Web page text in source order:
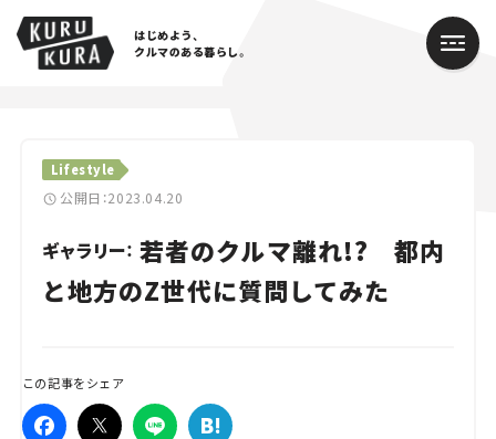
はじめよう、
クルマのある暮らし。
Lifestyle
公開日：2023.04.20
ギャラリー： 若者のクルマ離れ!? 都内
と地方のZ世代に質問してみた
この記事をシェア
Cars
Lifestyle
Traffic
Series